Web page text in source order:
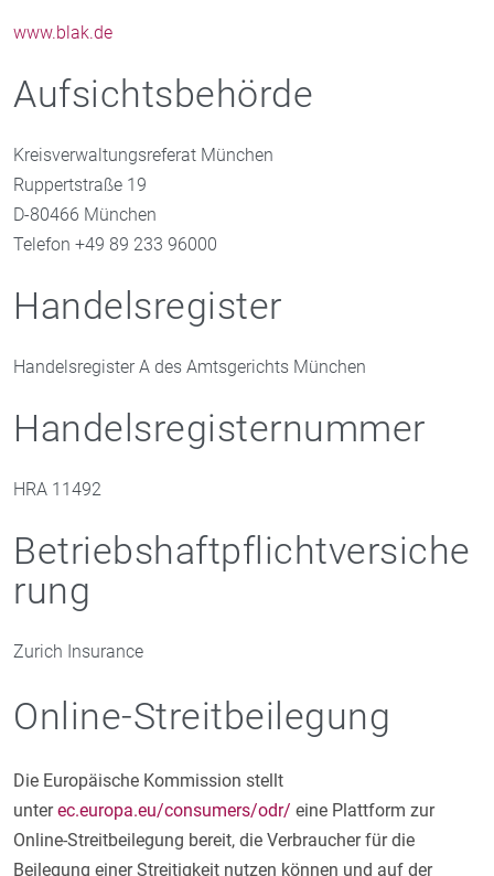
www.blak.de
Aufsichtsbehörde
Kreisverwaltungsreferat München
Ruppertstraße 19
D-80466 München
Telefon +49 89 233 96000
Handelsregister
Handelsregister A des Amtsgerichts München
Handelsregisternummer
HRA 11492
Betriebshaftpflichtversiche
rung
Zurich Insurance
Online-Streitbeilegung
Die Europäische Kommission stellt
unterec.europa.eu/consumers/odr/ eine Plattform zur
Online-Streitbeilegung bereit, die Verbraucher für die
Beilegung einer Streitigkeit nutzen können und auf der